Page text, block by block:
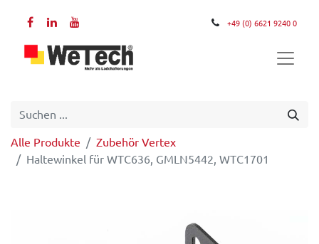
+49 (0) 6621 9240 0
Alle Produkte
Zubehör Vertex
Haltewinkel für WTC636, GMLN5442, WTC1701